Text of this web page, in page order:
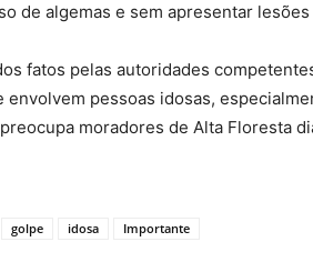
de algemas e sem apresentar
fatos pelas autoridades
pessoas idosas,
moradores de Alta Floresta
golpe idosa Importante